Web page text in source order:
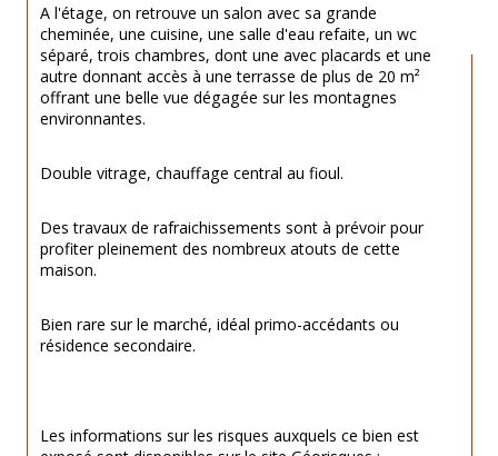
A l'étage, on retrouve un salon avec sa grande
cheminée, une cuisine, une salle d'eau refaite, un wc
séparé, trois chambres, dont une avec placards et une
autre donnant accès à une terrasse de plus de 20 m²
offrant une belle vue dégagée sur les montagnes
environnantes.
Double vitrage, chauffage central au fioul.
Des travaux de rafraichissements sont à prévoir pour
profiter pleinement des nombreux atouts de cette
maison.
Bien rare sur le marché, idéal primo-accédants ou
résidence secondaire.
Les informations sur les risques auxquels ce bien est